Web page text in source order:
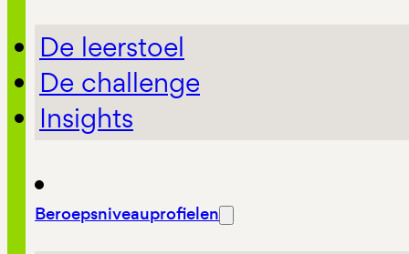
De leerstoel
De challenge
Insights
Beroepsniveauprofielen